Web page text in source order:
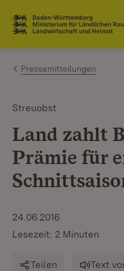
Zum Inhalt springen
Link zur Startseite
Pressemitteilungen
Streuobst
Land zahlt
Prämie für
24.06.2016
Lesezeit: 2 Minuten
Teilen Text